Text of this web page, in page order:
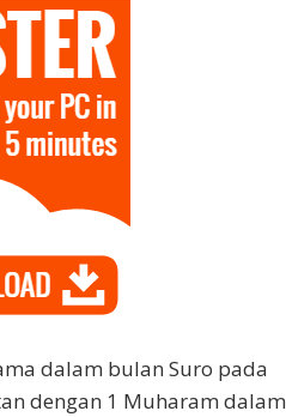
dalam bulan Suro pada
dengan 1 Muharam dalam